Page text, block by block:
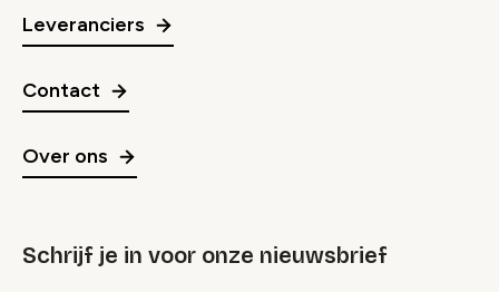
Leveranciers
Contact
Over ons
Schrijf je in voor onze nieuwsbrief